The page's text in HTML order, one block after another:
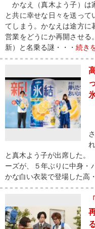
かなえ（真木よう子）は
と共に幸せな日々を送っ
てしまう。かなえは途方
営業をどうにか再開させる
新）と名乗る謎・・・ 続き
と真木よう子が出席した
ーズが、５年ぶりに中身
かな白い衣装で登場した高